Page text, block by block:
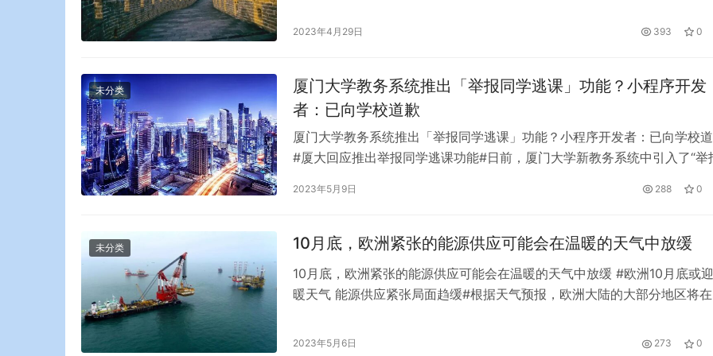
他车厢休息，随后逮捕了涉嫌 猥 亵的男子。男的说摸女生大腿之前是一时
2023年4月29日 393 0
未分类
厦门大学教务系统推出「举报同学逃课」功能？小程序开发
者：已向学校道歉
厦门大学教务系统推出「举报同学逃课」功能？小程序开发者：已向学校
#厦大回应推出举报同学逃课功能#日前，厦门大学新教务系统中引入了“举
学校行为，教务系统委托公司私自在系统中添加该功能。 5月8日晚，该系
错，已向校…
2023年5月9日 288 0
未分类 10月底，欧洲紧张的能源供应可能会在温暖的天气中放缓
10月底，欧洲紧张的能源供应可能会在温暖的天气中放缓 #欧洲10月底或
暖天气 能源供应紧张局面趋缓#根据天气预报，欧洲大陆的大部分地区将在
公司Maxar Technologies Inc预测，周四法国首都巴黎的气温将达到25摄
2023年5月6日 273 0